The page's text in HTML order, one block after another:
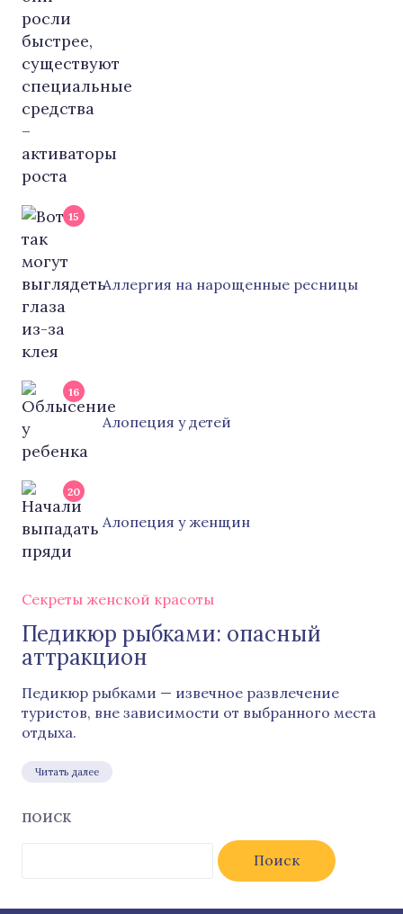
15
Аллергия на нарощенные ресницы
16
Алопеция у детей
20
Алопеция у женщин
Секреты женской красоты
Педикюр рыбками: опасный
аттракцион
Педикюр рыбками — извечное развлечение
туристов, вне зависимости от выбранного места
отдыха.
Читать далее
ПОИСК